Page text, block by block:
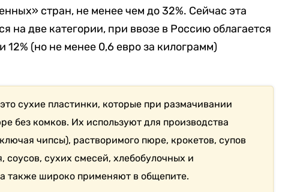
стран, не менее чем до 32%. Сейчас эта
на две категории, при ввозе в Россию облагается
12% (но не менее 0,6 евро за килограмм)
сухие пластинки, которые при размачивании
без комков. Их используют для производства
чипсы), растворимого пюре, крокетов, супов
соусов, сухих смесей, хлебобулочных и
также широко применяют в общепите.